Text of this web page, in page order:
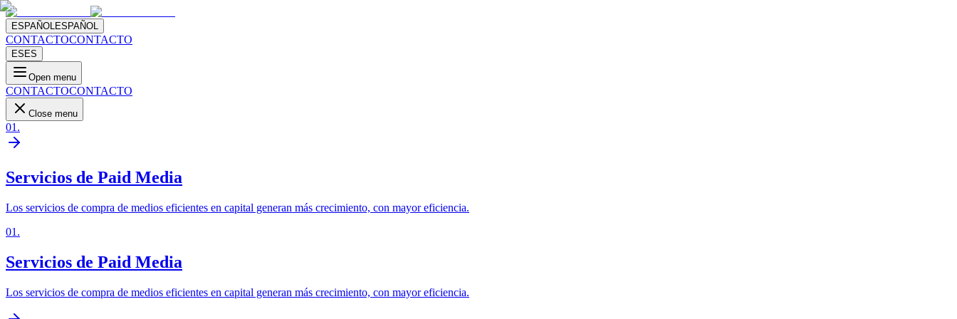
ESPAÑOLESPAÑOL
CONTACTOCONTACTO
ES ES
Open menu
CONTACTOCONTACTO
Close menu
01 .
Servicios de Paid Media
Los servicios de compra de medios eficientes en capital generan más crecimiento, con mayor eficiencia.
01 .
Servicios de Paid Media
Los servicios de compra de medios eficientes en capital generan más crecimiento, con mayor eficiencia.